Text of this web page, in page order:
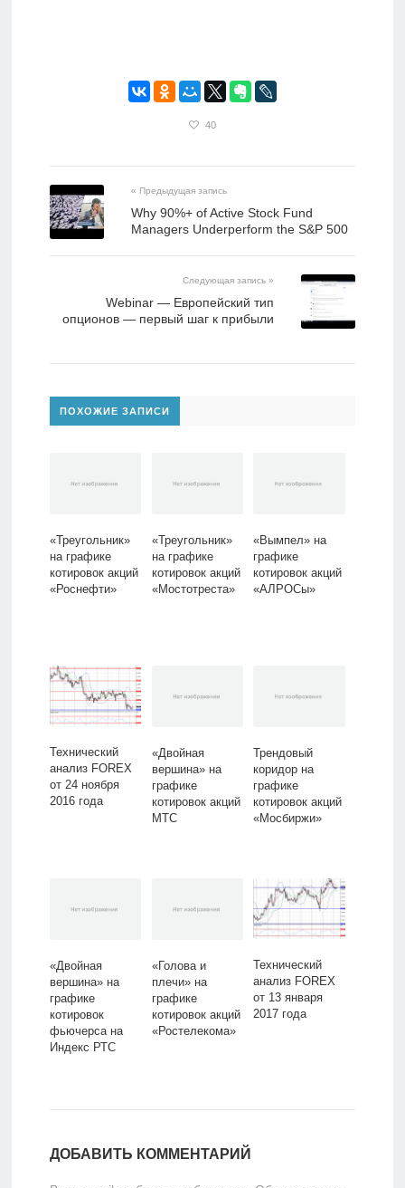
40
« Предыдущая запись
Why 90%+ of Active Stock Fund
Managers Underperform the S&P 500
Следующая запись »
Webinar — Европейский тип
опционов — первый шаг к прибыли
ПОХОЖИЕ ЗАПИСИ
«Треугольник»
на графике
котировок акций
«Роснефти»
«Треугольник»
на графике
котировок акций
«Мостотреста»
«Вымпел» на
графике
котировок акций
«АЛРОСы»
Технический
анализ FOREX
от 24 ноября
2016 года
«Двойная
вершина» на
графике
котировок акций
МТС
Трендовый
коридор на
графике
котировок акций
«Мосбиржи»
«Двойная
вершина» на
графике
котировок
фьючерса на
Индекс РТС
«Голова и
плечи» на
графике
котировок акций
«Ростелекома»
Технический
анализ FOREX
от 13 января
2017 года
ДОБАВИТЬ КОММЕНТАРИЙ